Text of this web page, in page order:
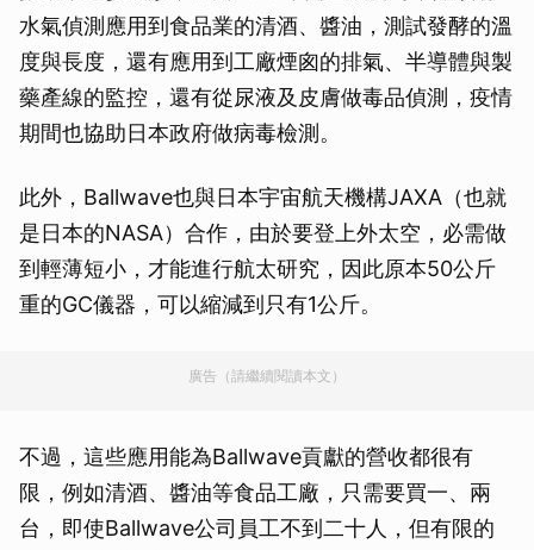
水氣偵測應用到食品業的清酒、醬油，測試發酵的溫
度與長度，還有應用到工廠煙囪的排氣、半導體與製
藥產線的監控，還有從尿液及皮膚做毒品偵測，疫情
期間也協助日本政府做病毒檢測。
此外，Ballwave也與日本宇宙航天機構JAXA（也就
是日本的NASA）合作，由於要登上外太空，必需做
到輕薄短小，才能進行航太研究，因此原本50公斤
重的GC儀器，可以縮減到只有1公斤。
廣告（請繼續閱讀本文）
不過，這些應用能為Ballwave貢獻的營收都很有
限，例如清酒、醬油等食品工廠，只需要買一、兩
台，即使Ballwave公司員工不到二十人，但有限的